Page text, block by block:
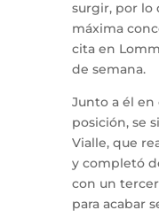
surgir, por lo
máxima
cita en
de semana.
Junto a él
posición, se
Vialle, que
y completó
con un
para acabar